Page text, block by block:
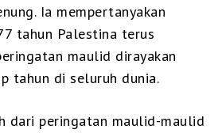
Ia mempertanyakan
tahun Palestina terus
maulid dirayakan
tahun di seluruh dunia.
dari peringatan maulid-maulid